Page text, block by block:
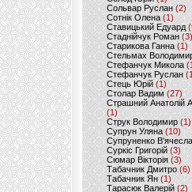
Сольвар Руслан (2)
Сотнік Олена(1)
Ставицький Едуард
Стаднійчук Роман(3)
Старикова Ганна (1)
Стельмах
Стефанчук Микола
Стефанчук Руслан
Стець Юрій (1)
Столар Вадим(27)
Страшний Анатолій
(1)
Струк Володимир (1)
Супрун Уляна (10)
Супруненко
Суркіс Григорій (3)
Сюмар Вікторія (3)
Табачник Дмитро (6)
Табачник Ян(1)
Тарасюк Валерій (2)